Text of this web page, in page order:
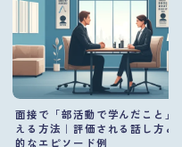
面接で「部活動で学んだこと」
える方法｜評価される話し方と
的なエピソード例